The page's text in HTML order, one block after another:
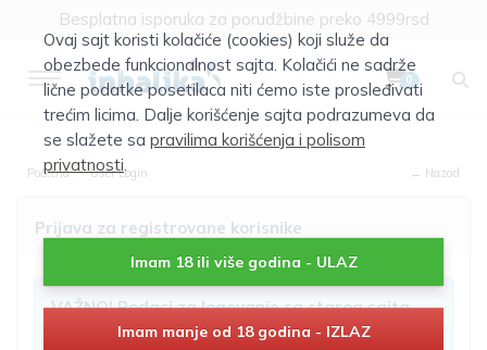
Besplatna isporuka za porudžbine preko 4999rsd
0
Početna User Login ← Nazad
Prijava za registrovane korisnike
VAŽNO! Podaci za logovanje sa starog sajta
nisu aktivni!
Ovaj sajt koristi kolačiće (cookies) koji služe da
obezbede funkcionalnost sajta. Kolačići ne sadrže
lične podatke posetilaca niti ćemo iste prosleđivati
trećim licima. Dalje korišćenje sajta podrazumeva da
se slažete sa pravilima korišćenja i polisom
privatnosti.
Imam 18 ili više godina - ULAZ
Imam manje od 18 godina - IZLAZ